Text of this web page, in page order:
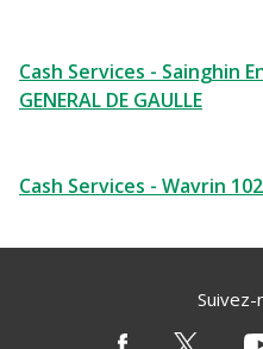
Cash Services - Sainghin
GENERAL DE GAULLE
Cash Services - Wavrin 102
Suivez-